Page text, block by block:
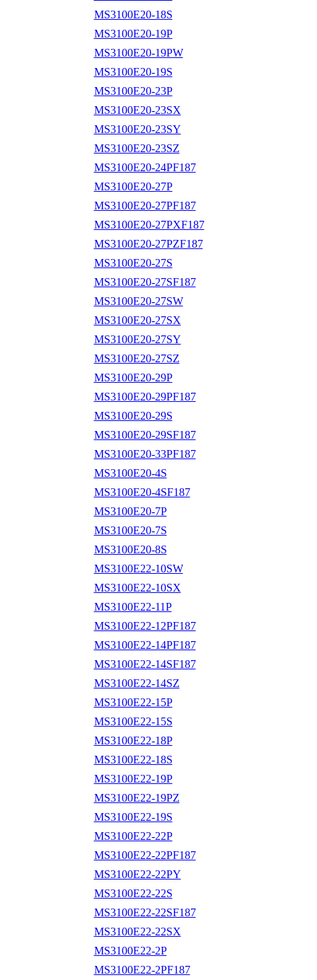
MS3100E20-18S
MS3100E20-19P
MS3100E20-19PW
MS3100E20-19S
MS3100E20-23P
MS3100E20-23SX
MS3100E20-23SY
MS3100E20-23SZ
MS3100E20-24PF187
MS3100E20-27P
MS3100E20-27PF187
MS3100E20-27PXF187
MS3100E20-27PZF187
MS3100E20-27S
MS3100E20-27SF187
MS3100E20-27SW
MS3100E20-27SX
MS3100E20-27SY
MS3100E20-27SZ
MS3100E20-29P
MS3100E20-29PF187
MS3100E20-29S
MS3100E20-29SF187
MS3100E20-33PF187
MS3100E20-4S
MS3100E20-4SF187
MS3100E20-7P
MS3100E20-7S
MS3100E20-8S
MS3100E22-10SW
MS3100E22-10SX
MS3100E22-11P
MS3100E22-12PF187
MS3100E22-14PF187
MS3100E22-14SF187
MS3100E22-14SZ
MS3100E22-15P
MS3100E22-15S
MS3100E22-18P
MS3100E22-18S
MS3100E22-19P
MS3100E22-19PZ
MS3100E22-19S
MS3100E22-22P
MS3100E22-22PF187
MS3100E22-22PY
MS3100E22-22S
MS3100E22-22SF187
MS3100E22-22SX
MS3100E22-2P
MS3100E22-2PF187